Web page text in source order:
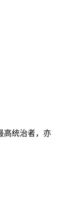
高统治者，亦